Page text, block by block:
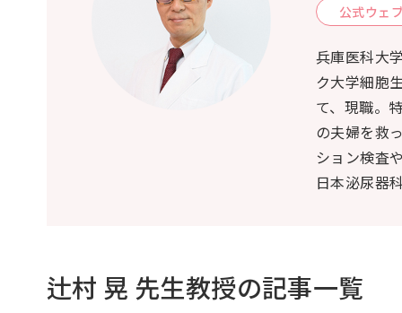
公式ウェ
兵庫医科大
ク大学細胞
て、現職。
の夫婦を救
ション検査
日本泌尿器
辻村 晃 先生教授の記事一覧